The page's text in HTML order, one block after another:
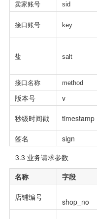
卖家账号 sid
接口账号 key
盐 salt
接口名称 method
版本号 v
秒级时间戳 timestamp
签名
sign
3.3 业务请求参数
名称
字段
店铺编号 shop_no